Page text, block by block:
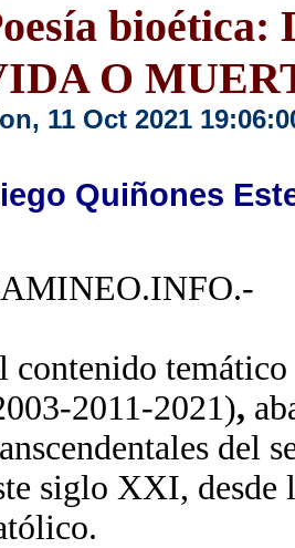
O
11 Oct 2021
Quiñones
contenido
2011-2021),
del
siglo XXI,